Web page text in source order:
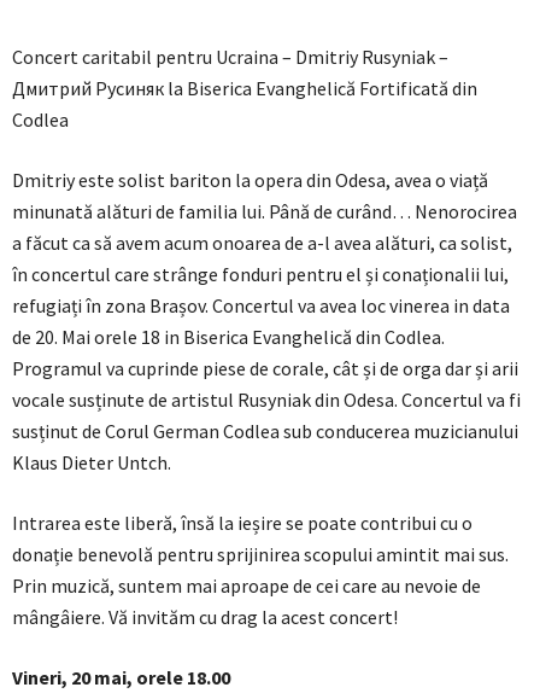
Concert caritabil pentru Ucraina – Dmitriy Rusyniak –
Дмитрий Русиняк la Biserica Evanghelică Fortificată din
Codlea
Dmitriy este solist bariton la opera din Odesa, avea o viață
minunată alături de familia lui. Până de curând… Nenorocirea
a făcut ca să avem acum onoarea de a-l avea alături, ca solist,
în concertul care strânge fonduri pentru el și conaționalii lui,
refugiați în zona Brașov. Concertul va avea loc vinerea in data
de 20. Mai orele 18 in Biserica Evanghelică din Codlea.
Programul va cuprinde piese de corale, cât și de orga dar și arii
vocale susținute de artistul Rusyniak din Odesa. Concertul va fi
susținut de Corul German Codlea sub conducerea muzicianului
Klaus Dieter Untch.
Intrarea este liberă, însă la ieșire se poate contribui cu o
donație benevolă pentru sprijinirea scopului amintit mai sus.
Prin muzică, suntem mai aproape de cei care au nevoie de
mângâiere. Vă invităm cu drag la acest concert!
Vineri, 20 mai, orele 18.00